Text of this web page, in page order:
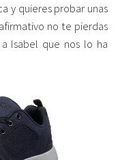
y quieres probar unas
no te pierdas
Isabel que nos lo ha